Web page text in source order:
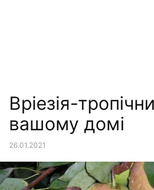
Вріезія-
вашому домі
26.01.2021